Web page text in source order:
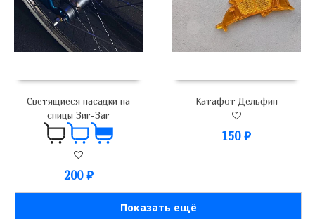
Светящиеся насадки на
спицы Зиг-Заг
200 ₽
Катафот Дельфин
150₽
Показать ещё